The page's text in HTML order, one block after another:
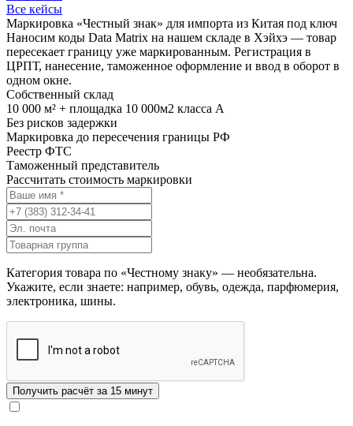
Все кейсы
Маркировка «Честный знак» для импорта из Китая под ключ
Наносим коды Data Matrix на нашем складе в Хэйхэ — товар
пересекает границу уже маркированным. Регистрация в
ЦРПТ, нанесение, таможенное оформление и ввод в оборот в
одном окне.
Собственный склад
10 000 м² + площадка 10 000м2 класса А
Без рисков задержки
Маркировка до пересечения границы РФ
Реестр ФТС
Таможенный представитель
Рассчитать стоимость маркировки
Категория товара по «Честному знаку» — необязательна.
Укажите, если знаете: например, обувь, одежда, парфюмерия,
электроника, шины.